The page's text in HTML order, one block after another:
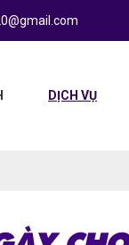
DỊCH VỤ